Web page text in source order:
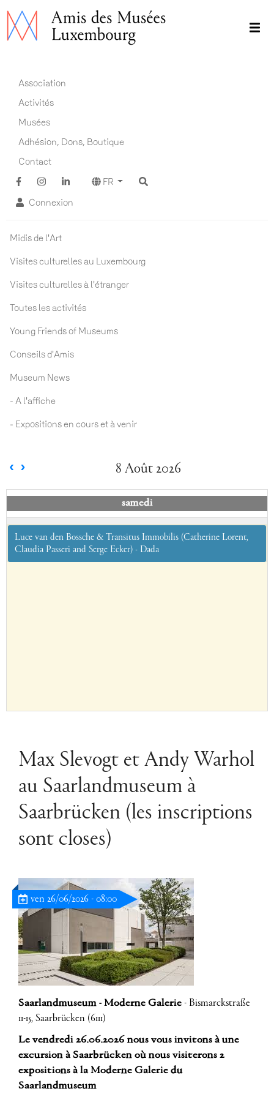
Aller
au
Main navigation FR
Association
Activités
Musées
Adhésion, Dons, Boutique
Contact
FR
Connexion
Actualités ADM
Midis de l'Art
Visites culturelles au Luxembourg
Visites culturelles à l'étranger
Toutes les activités
Young Friends of Museums
Conseils d'Amis
Museum News
- A l'affiche
- Expositions en cours et à venir
8 Août 2026
samedi
Luce van den Bossche & Transitus Immobilis (Catherine Lorent,
Claudia Passeri and Serge Ecker) - Dada
Max Slevogt et Andy Warhol
au Saarlandmuseum à
Saarbrücken (les inscriptions
sont closes)
ven 26/06/2026 - 08:00
Saarlandmuseum - Moderne Galerie - Bismarckstraße
11-15, Saarbrücken (6111)
Le vendredi 26.06.2026 nous vous invitons à une
excursion à Saarbrücken où nous visiterons 2
expositions à la Moderne Galerie du
Saarlandmuseum